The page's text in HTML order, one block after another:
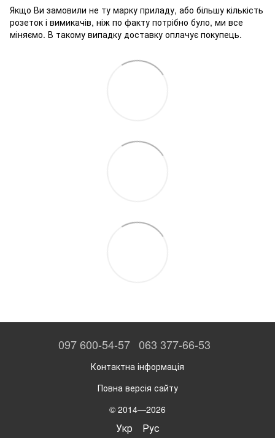
Якщо Ви замовили не ту марку приладу, або більшу кількість
розеток і вимикачів, ніж по факту потрібно було, ми все
міняємо. В такому випадку доставку оплачує покупець.
097 600-54-57 063 377-66-53
Контактна інформація
Повна версія сайту
© 2014—2026
Укр Рус